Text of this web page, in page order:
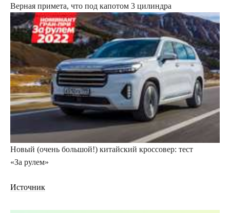
Верная примета, что под капотом 3 цилиндра
Новый (очень большой!) китайский кроссовер: тест
«За рулем»
Источник